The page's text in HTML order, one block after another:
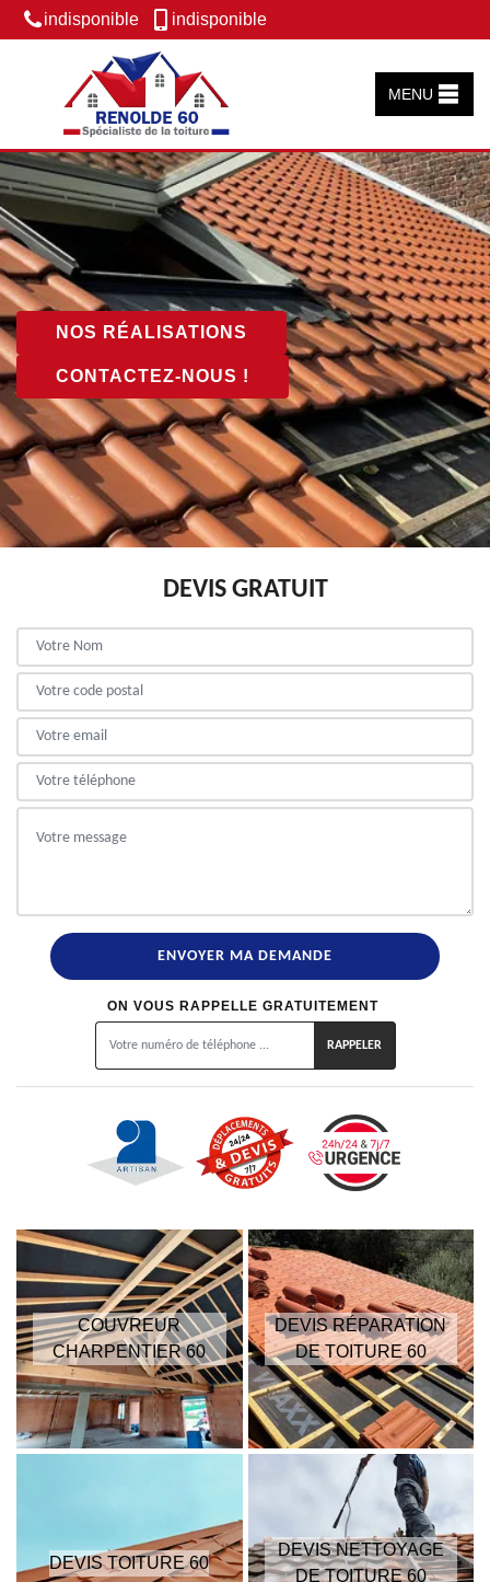
indisponible indisponible
MENU
NOS RÉALISATIONS
CONTACTEZ-NOUS !
DEVIS GRATUIT
ON VOUS RAPPELLE GRATUITEMENT
COUVREUR
CHARPENTIER 60
DEVIS RÉPARATION
DE TOITURE 60
DEVIS TOITURE 60
DEVIS NETTOYAGE
DE TOITURE 60